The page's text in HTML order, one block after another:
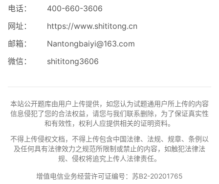
电话：
400-660-3606
网址：
https://www.shititong.cn
邮箱：
Nantongbaiyi@163.com
微信：
shititong3606
本站公开题库由用户上传提供，如您认为试题通用户所上传的内容
信息侵犯了您的合法权益，请您与我们联系删除，为了保证真实性
和有效性，权利人应提供相关的证明资料。
不得上传侵权文档，不得上传包含中国法律、法规、规章、条例以
及任何具有法律效力之规范所限制或禁止的内容，如触犯法律法
规、侵权将追究上传人法律责任。
增值电信业务经营许可证编号：苏B2-20201765